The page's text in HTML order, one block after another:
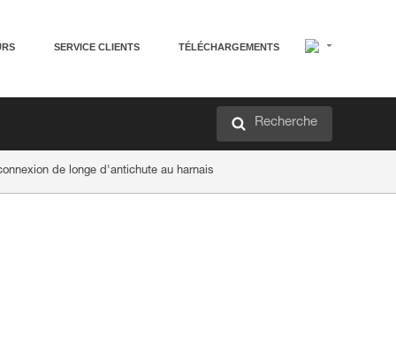
SERVICE CLIENTS TÉLÉCHARGEMENTS
Recherche
de longe d'antichute au harnais